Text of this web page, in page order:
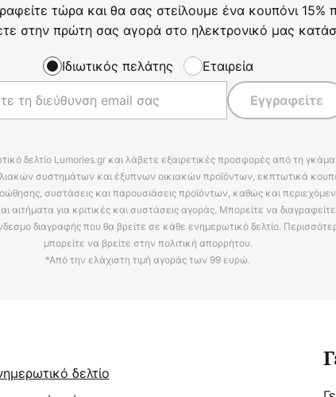
τώρα και θα σας στείλουμε ένα κουπόνι 15%
στην πρώτη σας αγορά στο ηλεκτρονικό μας
Ιδιωτικός πελάτης Εταιρεία
Εγγραφείτε
δελτίο Lumories.gr και λάβετε εξαιρετικές προσφορές από τη
συστημάτων και έξυπνων οικιακών προϊόντων, εκπτωτικά
συστάσεις και παρουσιάσεις προϊόντων, καθώς και
αιτήματα για κριτικές και συστάσεις αγοράς. Μπορείτε να
διαγραφής που θα βρείτε σε κάθε ενημερωτικό δελτίο.
μπορείτε να βρείτε στην πολιτική απορρήτου.
*Από την ελάχιστη τιμή αγοράς των 99 ευρώ.
δελτίο